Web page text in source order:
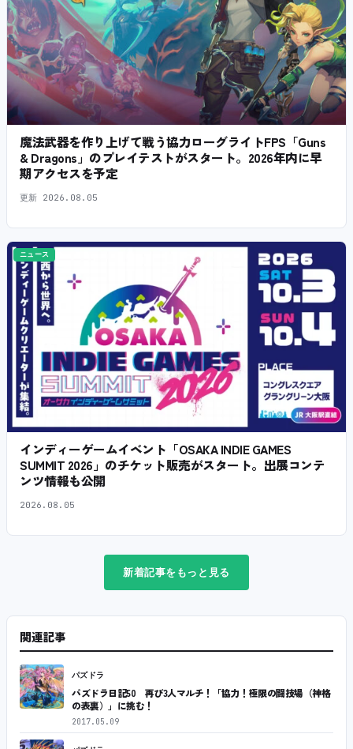
魔法武器を作り上げて戦う協力ローグライトFPS「Guns
& Dragons」のプレイテストがスタート。2026年内に早
期アクセスを予定
更新 2026.08.05
ニュース
インディーゲームイベント「OSAKA INDIE GAMES
SUMMIT 2026」のチケット販売がスタート。出展コンテ
ンツ情報も公開
2026.08.05
新着記事をもっと見る
関連記事
パズドラ
パズドラ日記50 再び3人マルチ！「協力！極限の闘技場（神格
の表裏）」に挑む！
2017.05.09